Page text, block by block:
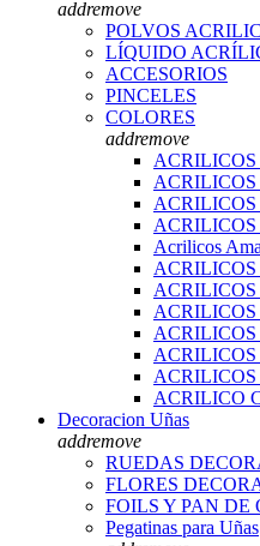
addremove
POLVOS
LÍQUIDO
ACCESORIOS
PINCELES
COLORES
addremove
ACRILICOS
ACRILICOS
Acrilicos
ACRILICOS
ACRILICOS
ACRILICO
Decoracion Uñas
addremove
RUEDAS
FLORES
FOILS Y PAN DE
Pegatinas para Uñas